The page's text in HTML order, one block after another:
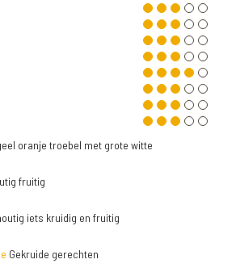
oranje troebel met grote witte
fruitig
iets kruidig en fruitig
Gekruide gerechten